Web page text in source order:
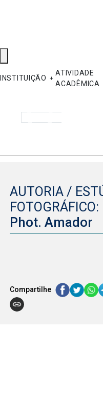
INSTITUIÇÃO
ATIVIDADE
ACADÊMICA
AUTORIA /
FOTOGRÁFICO:
Phot. Amador
Compartilhe